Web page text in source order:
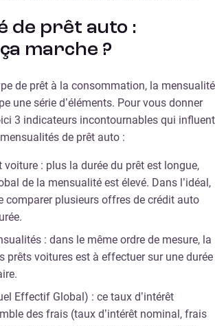
de prêt auto :
marche ?
de prêt à la consommation, la mensualité
une série d’éléments. Pour vous donner
3 indicateurs incontournables qui influent
de prêt auto :
voiture : plus la durée du prêt est longue,
de la mensualité est élevé. Dans l’idéal,
comparer plusieurs offres de crédit auto
: dans le même ordre de mesure, la
prêts voitures est à effectuer sur une durée
Effectif Global) : ce taux d’intérêt
des frais (taux d’intérêt nominal, frais